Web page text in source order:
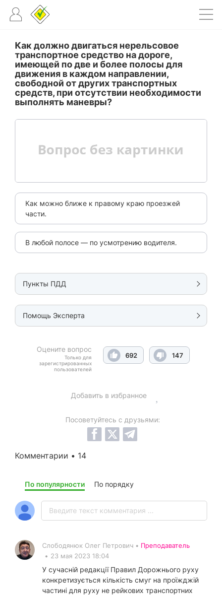
Как должно двигаться нерельсовое
транспортное средство на дороге,
имеющей по две и более полосы для
движения в каждом направлении,
свободной от других транспортных
средств, при отсутствии необходимости
выполнять маневры?
Как можно ближе к правому краю проезжей
части.
В любой полосе — по усмотрению водителя.
Пункты ПДД
Помощь Эксперта
Оцените вопрос
Только для
зарегистрированных
пользователей
692 147
Добавить в избранное
Посоветуйтесь с друзьями:
Комментарии • 14
По популярности По порядку
Слободянюк Олег Петрович • Преподаватель
• 23 мая 2023 18:04
У сучасній редакції Правил Дорожнього руху
конкретизується кількість смуг на проїжджій
частині для руху не рейкових транспортних